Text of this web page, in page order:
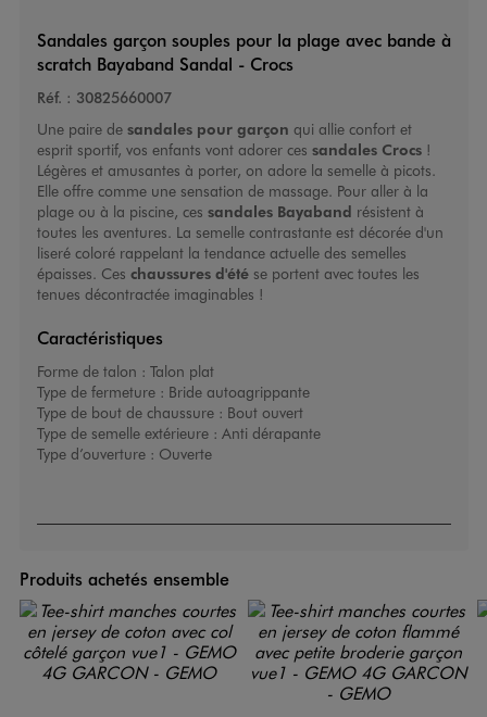
Sandales garçon souples pour la plage avec bande à
scratch Bayaband Sandal - Crocs
Réf. : 30825660007
Une paire de sandales pour garçon qui allie confort et
esprit sportif, vos enfants vont adorer ces sandales Crocs!
Légères et amusantes à porter, on adore la semelle à picots.
Elle offre comme une sensation de massage. Pour aller à la
plage ou à la piscine, ces sandales Bayaband résistent à
toutes les aventures. La semelle contrastante est décorée d'un
liseré coloré rappelant la tendance actuelle des semelles
épaisses. Ces chaussures d'étése portent avec toutes les
tenues décontractée imaginables !
Caractéristiques
Forme de talon : Talon plat
Type de fermeture : Bride autoagrippante
Type de bout de chaussure : Bout ouvert
Type de semelle extérieure : Anti dérapante
Type d’ouverture : Ouverte
Produits achetés ensemble